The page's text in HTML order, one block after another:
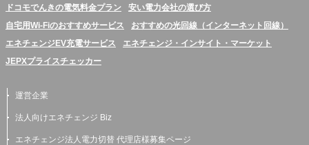
ドコモでんきの電気料金プラン
安い電力会社の選び方
自宅用Wi-Fiのおすすめサービス
おすすめの光回線（インターネット回線）
エネチェンジEV充電サービス
エネチェンジ・インサイト・マーケット
JEPXプライスチェッカー
運営企業
法人向けエネチェンジ Biz
エネチェンジ法人電力切替 代理店様募集ページ